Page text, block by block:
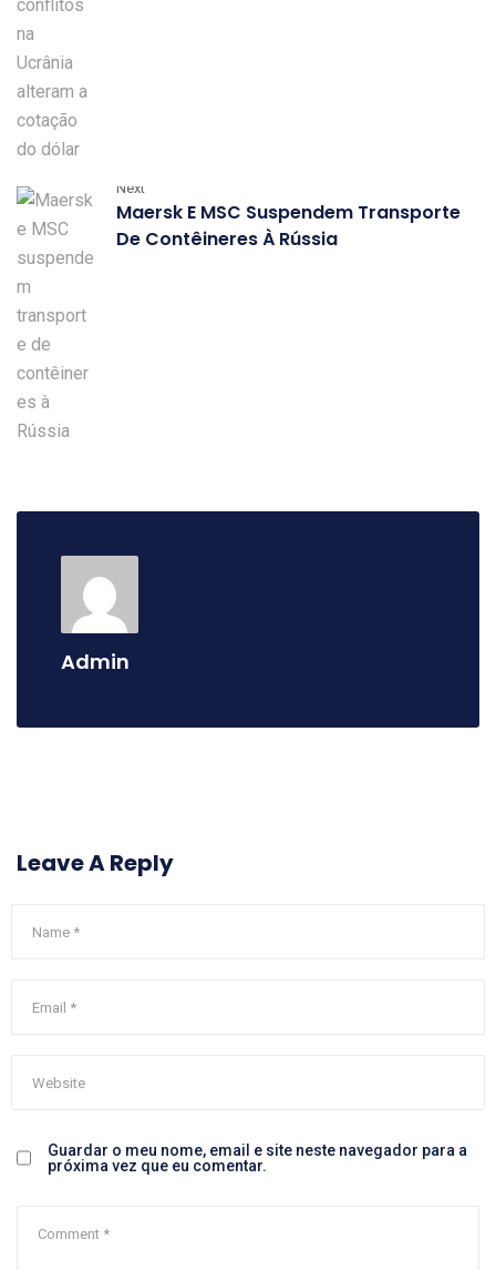
Next
Maersk E MSC Suspendem Transporte
De Contêineres À Rússia
Admin
Leave A Reply
Guardar o meu nome, email e site neste navegador para a
próxima vez que eu comentar.